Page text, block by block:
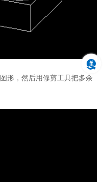
形，然后用修剪工具把多余